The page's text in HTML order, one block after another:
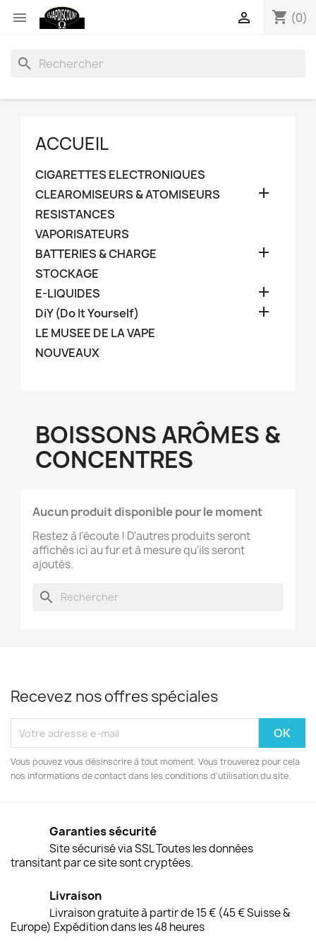
 shopping_cart (0)

search
ACCUEIL
CIGARETTES ELECTRONIQUES
CLEAROMISEURS & ATOMISEURS

RESISTANCES
VAPORISATEURS
BATTERIES & CHARGE

STOCKAGE
E-LIQUIDES

DiY (Do It Yourself) 
LE MUSEE DE LA VAPE
NOUVEAUX
BOISSONS ARÔMES &
CONCENTRES
Aucun produit disponible pour le moment
Restez à l'écoute ! D'autres produits seront
affichés ici au fur et à mesure qu'ils seront
ajoutés.
search
Recevez nos offres spéciales
Vous pouvez vous désinscrire à tout moment. Vous trouverez pour cela
nos informations de contact dans les conditions d'utilisation du site.
Garanties sécurité
Site sécurisé via SSL Toutes les données
transitant par ce site sont cryptées.
Livraison
Livraison gratuite à partir de 15 € (45 € Suisse &
Europe) Expédition dans les 48 heures